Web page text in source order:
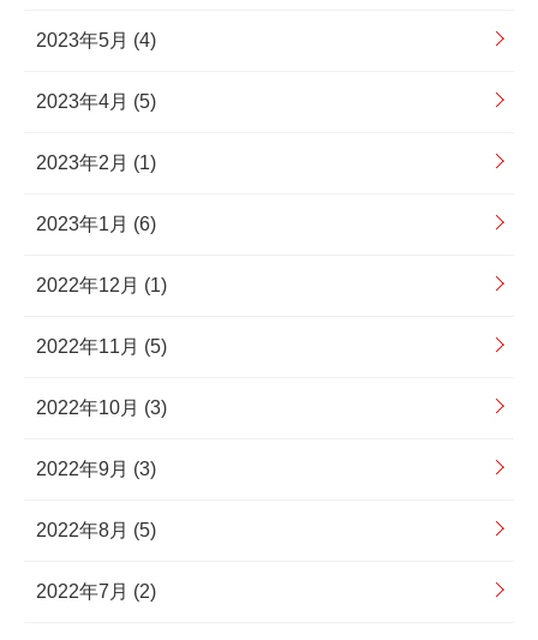
2023年5月 (4)
2023年4月 (5)
2023年2月 (1)
2023年1月 (6)
2022年12月 (1)
2022年11月 (5)
2022年10月 (3)
2022年9月 (3)
2022年8月 (5)
2022年7月 (2)